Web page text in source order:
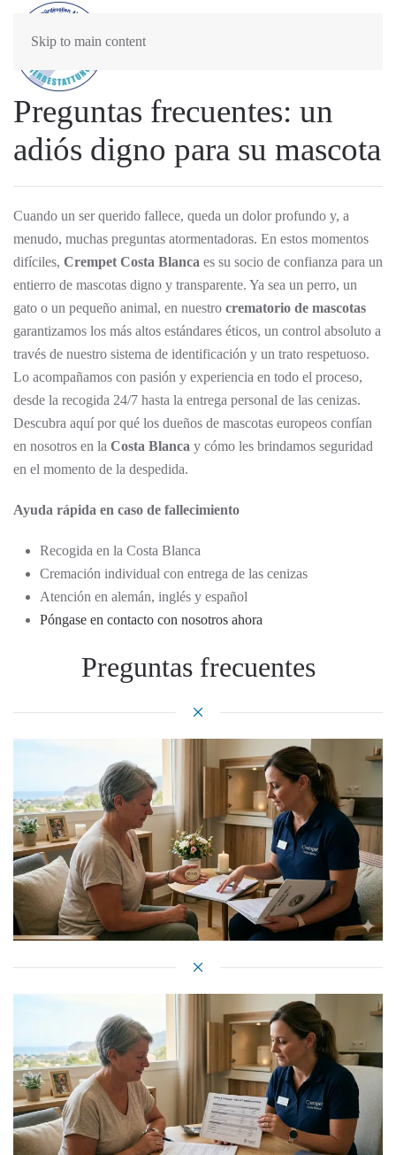
Skip to main content
Preguntas frecuentes: un
adiós digno para su mascota
Cuando un ser querido fallece, queda un dolor profundo y, a
menudo, muchas preguntas atormentadoras. En estos momentos
difíciles, Crempet Costa Blanca es su socio de confianza para un
entierro de mascotas digno y transparente. Ya sea un perro, un
gato o un pequeño animal, en nuestro crematorio de mascotas
garantizamos los más altos estándares éticos, un control absoluto a
través de nuestro sistema de identificación y un trato respetuoso.
Lo acompañamos con pasión y experiencia en todo el proceso,
desde la recogida 24/7 hasta la entrega personal de las cenizas.
Descubra aquí por qué los dueños de mascotas europeos confían
en nosotros en la Costa Blanca y cómo les brindamos seguridad
en el momento de la despedida.
Ayuda rápida en caso de fallecimiento
Recogida en la Costa Blanca
Cremación individual con entrega de las cenizas
Atención en alemán, inglés y español
Póngase en contacto con nosotros ahora
Preguntas frecuentes